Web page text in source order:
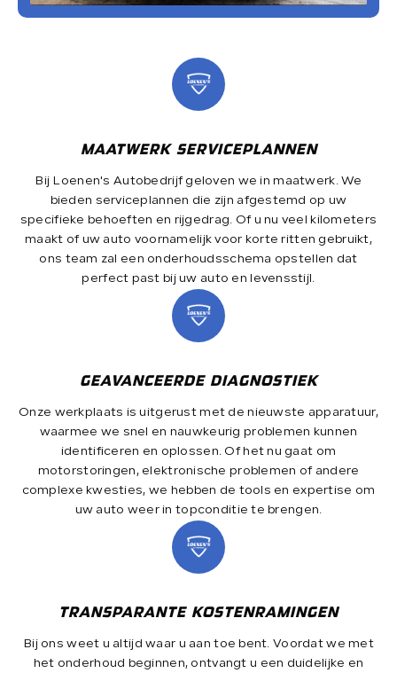
MAATWERK SERVICEPLANNEN
Bij Loenen's Autobedrijf geloven we in maatwerk. We
bieden serviceplannen die zijn afgestemd op uw
specifieke behoeften en rijgedrag. Of u nu veel kilometers
maakt of uw auto voornamelijk voor korte ritten gebruikt,
ons team zal een onderhoudsschema opstellen dat
perfect past bij uw auto en levensstijl.
GEAVANCEERDE DIAGNOSTIEK
Onze werkplaats is uitgerust met de nieuwste apparatuur,
waarmee we snel en nauwkeurig problemen kunnen
identificeren en oplossen. Of het nu gaat om
motorstoringen, elektronische problemen of andere
complexe kwesties, we hebben de tools en expertise om
uw auto weer in topconditie te brengen.
TRANSPARANTE KOSTENRAMINGEN
Bij ons weet u altijd waar u aan toe bent. Voordat we met
het onderhoud beginnen, ontvangt u een duidelijke en